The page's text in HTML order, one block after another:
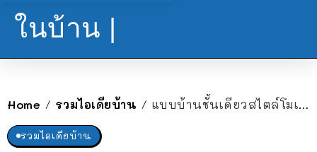
ในบ้าน |
Home / รวมไอเดียบ้าน / แบบบ้านชั้นเดียวสไตล์โมเดิร์น 3 ห้องนอน 3 ห้องน้ำ พร้อมห้องทำงาน ในงบประมาณที่คุ้มค่า
รวมไอเดียบ้าน